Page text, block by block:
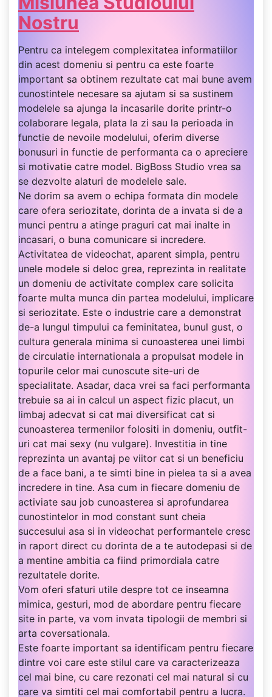
Nostru
Pentru ca intelegem complexitatea informatiilor
din acest domeniu si pentru ca este foarte
important sa obtinem rezultate cat mai bune avem
cunostintele necesare sa ajutam si sa sustinem
modelele sa ajunga la incasarile dorite printr-o
colaborare legala, plata la zi sau la perioada in
functie de nevoile modelului, oferim diverse
bonusuri in functie de performanta ca o apreciere
si motivatie catre model. BigBoss Studio vrea sa
se dezvolte alaturi de modelele sale.
Ne dorim sa avem o echipa formata din modele
care ofera seriozitate, dorinta de a invata si de a
munci pentru a atinge praguri cat mai inalte in
incasari, o buna comunicare si incredere.
Activitatea de videochat, aparent simpla, pentru
unele modele si deloc grea, reprezinta in realitate
un domeniu de activitate complex care solicita
foarte multa munca din partea modelului, implicare
si seriozitate. Este o industrie care a demonstrat
de-a lungul timpului ca feminitatea, bunul gust, o
cultura generala minima si cunoasterea unei limbi
de circulatie internationala a propulsat modele in
topurile celor mai cunoscute site-uri de
specialitate. Asadar, daca vrei sa faci performanta
trebuie sa ai in calcul un aspect fizic placut, un
limbaj adecvat si cat mai diversificat cat si
cunoasterea termenilor folositi in domeniu, outfit-
uri cat mai sexy (nu vulgare). Investitia in tine
reprezinta un avantaj pe viitor cat si un beneficiu
de a face bani, a te simti bine in pielea ta si a avea
incredere in tine. Asa cum in fiecare domeniu de
activiate sau job cunoasterea si aprofundarea
cunostintelor in mod constant sunt cheia
succesului asa si in videochat performantele cresc
in raport direct cu dorinta de a te autodepasi si de
a mentine ambitia ca fiind primordiala catre
rezultatele dorite.
Vom oferi sfaturi utile despre tot ce inseamna
mimica, gesturi, mod de abordare pentru fiecare
site in parte, va vom invata tipologii de membri si
arta coversationala.
Este foarte important sa identificam pentru fiecare
dintre voi care este stilul care va caracterizeaza
cel mai bine, cu care rezonati cel mai natural si cu
care va simtiti cel mai comfortabil pentru a lucra.